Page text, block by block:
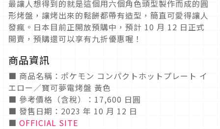
最讓人想得到的就是這個用六個角色頭型製作而成的圓
形烤盤，讓烤出來的鬆餅都帶有造型，簡直可愛得讓人
發瘋。日本目前正開放預購中，預計 10 月 12 日正式
開賣，預購還可以享有九折優惠喔！
商品資訊
■ 商品名稱：ポケモン コンパクトホットプレート イ
エロー／寶可夢電烤盤 黃色
■ 參考價格（含稅）：17,600 日圓
■ 發售日期：2023 年 10 月 12 日
■ OFFICIAL SITE